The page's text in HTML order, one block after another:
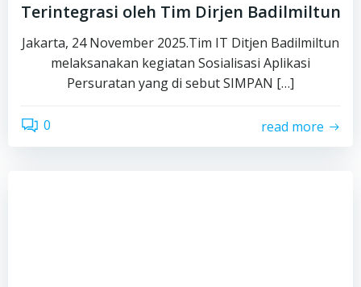
Terintegrasi oleh Tim Dirjen Badilmiltun
Jakarta, 24 November 2025.Tim IT Ditjen Badilmiltun
melaksanakan kegiatan Sosialisasi Aplikasi
Persuratan yang di sebut SIMPAN […]
0 read more